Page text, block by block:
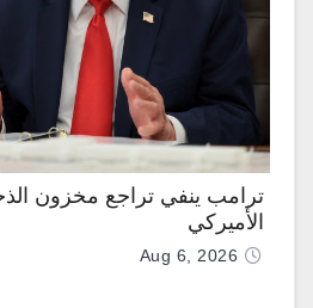
ترامب ينفي تراجع مخزون
الأميركي
Aug 6, 2026